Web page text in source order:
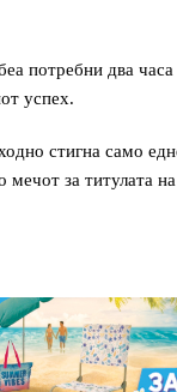
потребни два
успех.
стигна само
мечот за титулата